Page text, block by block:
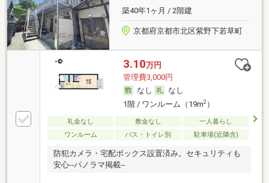
築40年1ヶ月 / 2階建
京都府京都市北区紫野下若草町
3.10万円
管理費3,000円
なし
なし
1階 / ワンルーム（19m2）
礼金なし 敷金なし
一人暮らし
ワンルーム
バス・トイレ別 駐車場(近隣含)
防犯カメラ・宅配ボックス設置済み。セキュリティも
安心--パノラマ掲載--